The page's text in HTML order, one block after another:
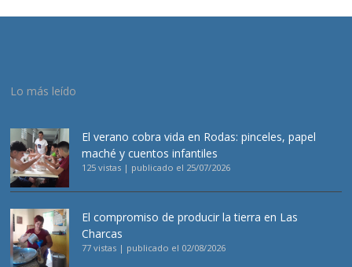
Lo más leído
El verano cobra vida en Rodas: pinceles, papel
maché y cuentos infantiles
125 vistas | publicado el 25/07/2026
El compromiso de producir la tierra en Las
Charcas
77 vistas | publicado el 02/08/2026